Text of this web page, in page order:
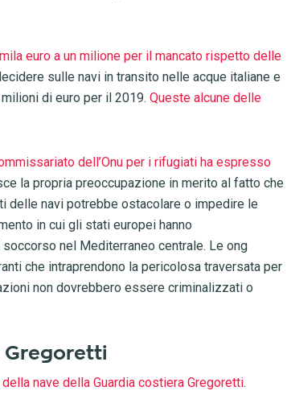
euro a un milione per il mancato rispetto delle
sulle navi in transito nelle acque italiane e
di euro per il 2019. Queste alcune delle
dell’Onu per i rifugiati ha espresso
la propria preoccupazione in merito al fatto che
delle navi potrebbe ostacolare o impedire le
in cui gli stati europei hanno
nel Mediterraneo centrale. Le ong
che intraprendono la pericolosa traversata per
non dovrebbero essere criminalizzati o
nave della Guardia costiera Gregoretti.